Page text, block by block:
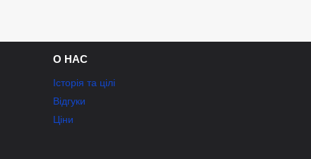
О НАС
Історія та цілі
Відгуки
Ціни